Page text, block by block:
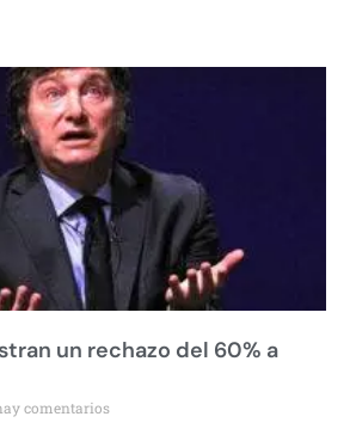
un rechazo del 60% a
comentarios